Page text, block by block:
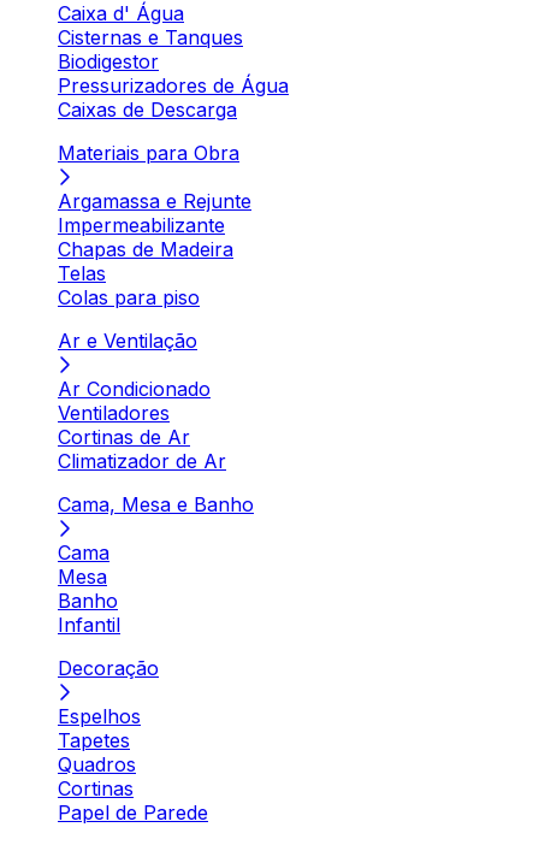
Caixa d' Água
Cisternas e Tanques
Biodigestor
Pressurizadores de Água
Caixas de Descarga
Materiais para Obra
Argamassa e Rejunte
Impermeabilizante
Chapas de Madeira
Telas
Colas para piso
Ar e Ventilação
Ar Condicionado
Ventiladores
Cortinas de Ar
Climatizador de Ar
Cama, Mesa e Banho
Cama
Mesa
Banho
Infantil
Decoração
Espelhos
Tapetes
Quadros
Cortinas
Papel de Parede